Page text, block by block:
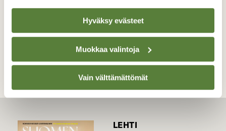
Hyväksy evästeet
Muokkaa valintoja
Vain välttämättömät
TAKAISIN LISTAAN
LEHTI